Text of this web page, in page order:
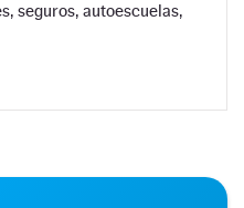
seguros, autoescuelas,